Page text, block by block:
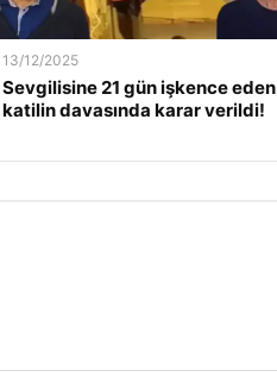
13/12/2025
Sevgilisine 21 gün işkence eden
katilin davasında karar verildi!